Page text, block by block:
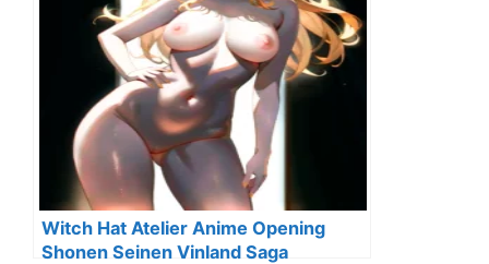
Witch Hat Atelier Anime Opening
Shonen Seinen Vinland Saga